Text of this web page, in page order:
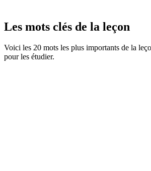
Les mots clés de la leçon
Voici les 20 mots les plus importants de la
pour les étudier.